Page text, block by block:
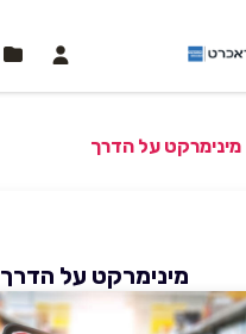
מינימרקט על הדרך
מינימרקט על הדרך